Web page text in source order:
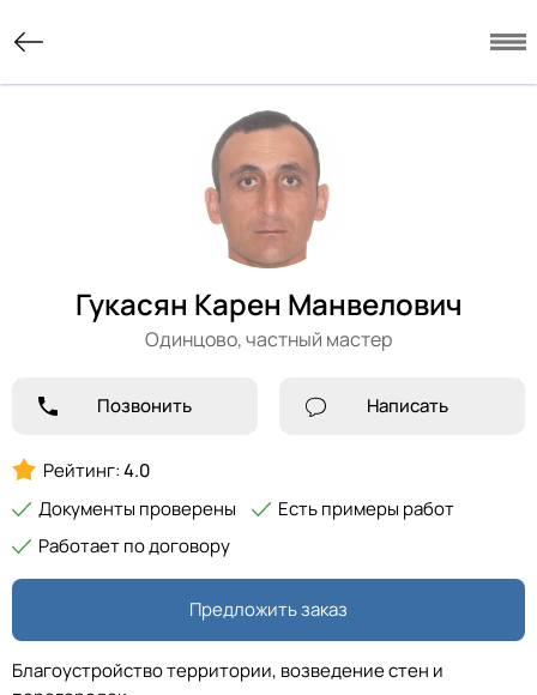
Гукасян Карен Манвелович
Одинцово,частный мастер
Позвонить Написать
Рейтинг:4.0
Документы проверены
Есть примеры работ
Работает по договору
Предложить заказ
Благоустройство территории, возведение стен и